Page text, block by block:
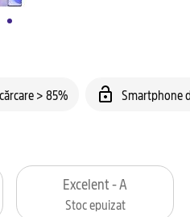
> 85% Smartphone
Excelent - A
Stoc epuizat